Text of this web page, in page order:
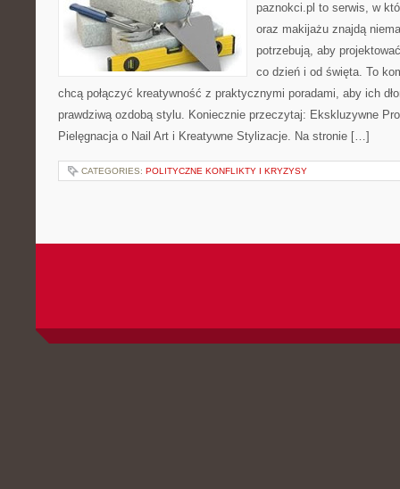
paznokci.pl to serwis, w
oraz makijażu znajdą
potrzebują, aby
co dzień i od święta. To
chcą połączyć kreatywność z praktycznymi poradami, aby ich
prawdziwą ozdobą stylu. Koniecznie przeczytaj: Ekskluzywne
Pielęgnacja o Nail Art i Kreatywne Stylizacje. Na stronie […]
CATEGORIES: POLITYCZNE KONFLIKTY I KRYZYSY